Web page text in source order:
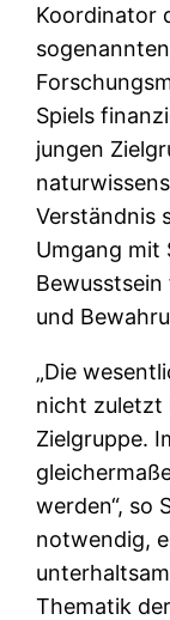
Koordinator
Spiels
jungen
Verständnis
Umgang mit
und
„Die
nicht zuletzt
Zielgruppe.
werden“, so
notwendig,
Thematik